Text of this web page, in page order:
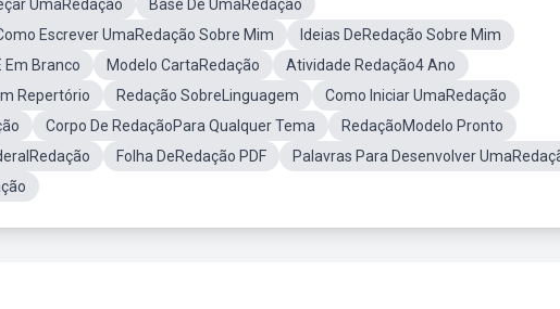
UmaRedação
Base De UmaRedação
Escrever UmaRedação Sobre Mim
Ideias DeRedação Sobre Mim
Em Branco Modelo CartaRedação
Atividade Redação4 Ano
Repertório Redação SobreLinguagem
Como Iniciar UmaRedação
Corpo De RedaçãoPara Qualquer Tema
RedaçãoModelo Pronto
Folha DeRedação PDF
Palavras Para Desenvolver